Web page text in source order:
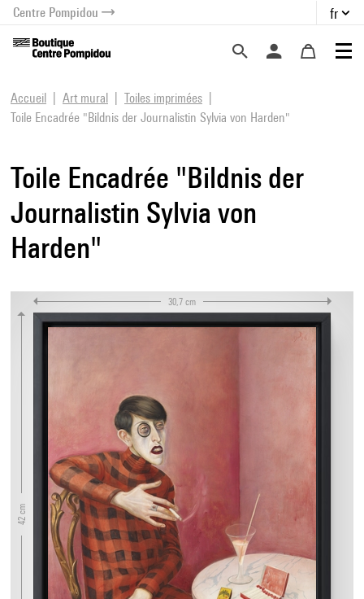
menu
contenu
Centre Pompidou fr
Accueil Art mural
Toiles imprimées
Toile Encadrée "Bildnis der Journalistin Sylvia von Harden"
Toile Encadrée "Bildnis der
Journalistin Sylvia von
Harden"
30,7 cm
42 cm